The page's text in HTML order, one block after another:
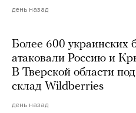
день назад
Более 600 украинских
атаковали Россию и
В Тверской области
склад Wildberries
день назад